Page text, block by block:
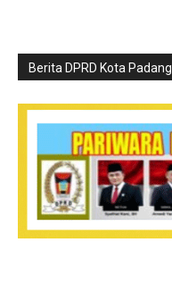
Berita DPRD Kota Padang